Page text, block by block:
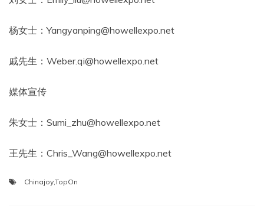
杨女士：Yangyanping@howellexpo.net
戚先生：Weber.qi@howellexpo.net
媒体宣传
朱女士：Sumi_zhu@howellexpo.net
王先生：Chris_Wang@howellexpo.net
ChinajoyTopOn